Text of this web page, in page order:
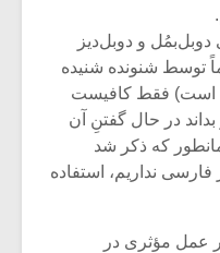
دوبل‌بمُل و دوبل‌دیز
توسط شنونده شنیده
است) فقط کافیست
در حال گفتنِ آن
که ذکر شد
فارسی نداریم، استفاده
عمل مؤثری در
دوره
سکانسی